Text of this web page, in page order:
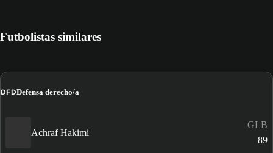
Futbolistas similares
DFDDefensa derecho/a
Achraf Hakimi
GLB
89